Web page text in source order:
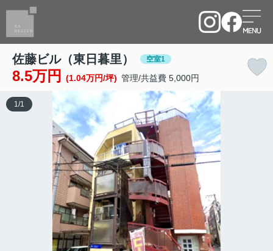
佐藤ビル（東日暮里） 空室1
8.5万円 (1.04万円/坪) 管理/共益費 5,000円
1 /1